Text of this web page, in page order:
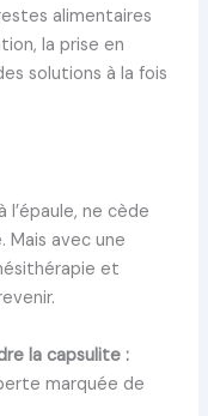
alimentaires
la prise en
solutions à la fois
ne cède
Mais avec une
et
la capsulite :
marquée de